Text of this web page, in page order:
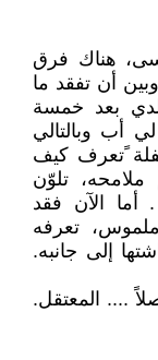
هناك فرق
أن تفقد ما
بعد خمسة
أب وبالتالي
ًتعرف كيف
ملامحه، تلوّن
أما الآن فقد
تعرفه
إلى جانبه.
.... المعتقل.